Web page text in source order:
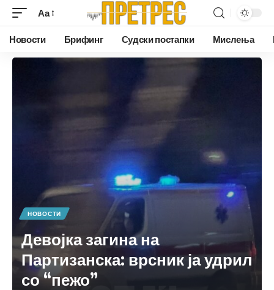
Аа
Новости Брифинг Судски постапки Мислења
НОВОСТИ
Девојка загина на
Партизанска: врсник ја удрил
со “пежо”